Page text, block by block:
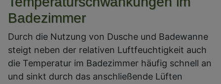
Badezimmer
Durch die Nutzung von Dusche und Badewanne
steigt neben der relativen Luftfeuchtigkeit auch
die Temperatur im Badezimmer häufig schnell an
und sinkt durch das anschließende Lüften